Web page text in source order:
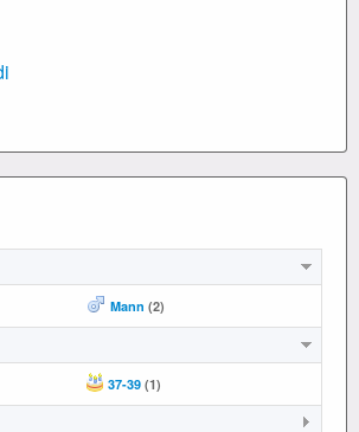
Mann (2)
37-39 (1)